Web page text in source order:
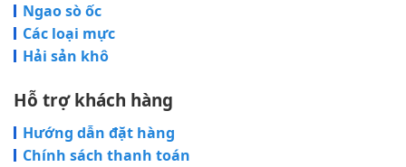
Ngao sò ốc
Các loại mực
Hải sản khô
Hỗ trợ khách hàng
Hướng dẫn đặt hàng
Chính sách thanh toán